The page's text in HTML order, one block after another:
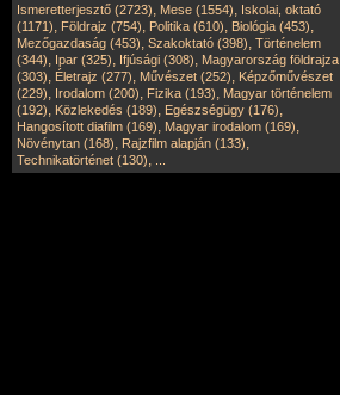
Ismeretterjesztő (2723), Mese (1554), Iskolai, oktató
(1171), Földrajz (754), Politika (610), Biológia (453),
Mezőgazdaság (453), Szakoktató (398), Történelem
(344), Ipar (325), Ifjúsági (308), Magyarország földrajza
(303), Életrajz (277), Művészet (252), Képzőművészet
(229), Irodalom (200), Fizika (193), Magyar történelem
(192), Közlekedés (189), Egészségügy (176),
Hangosított diafilm (169), Magyar irodalom (169),
Növénytan (168), Rajzfilm alapján (133),
Technikatörténet (130),